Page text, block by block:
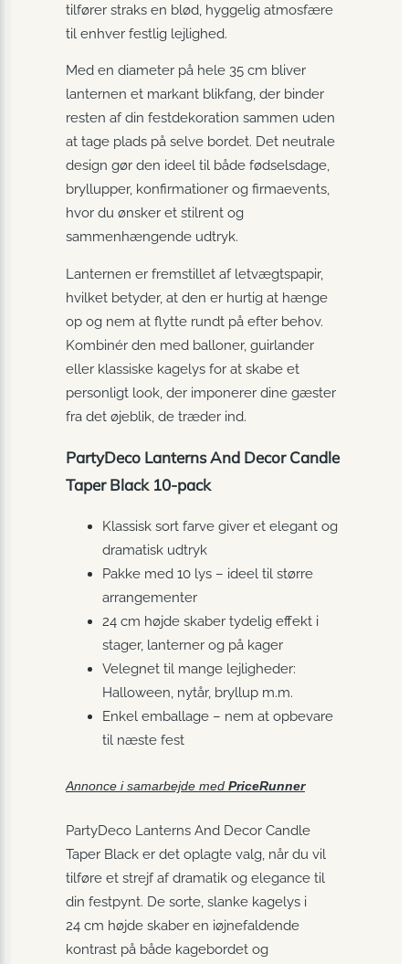
tilfører straks en blød, hyggelig atmosfære
til enhver festlig lejlighed.
Med en diameter på hele 35 cm bliver
lanternen et markant blikfang, der binder
resten af din festdekoration sammen uden
at tage plads på selve bordet. Det neutrale
design gør den ideel til både fødselsdage,
bryllupper, konfirmationer og firmaevents,
hvor du ønsker et stilrent og
sammenhængende udtryk.
Lanternen er fremstillet af letvægts­papir,
hvilket betyder, at den er hurtig at hænge
op og nem at flytte rundt på efter behov.
Kombinér den med balloner, guirlander
eller klassiske kagelys for at skabe et
personligt look, der imponerer dine gæster
fra det øjeblik, de træder ind.
PartyDeco Lanterns And Decor Candle
Taper Black 10-pack
Klassisk sort farve giver et elegant og
dramatisk udtryk
Pakke med 10 lys – ideel til større
arrangementer
24 cm højde skaber tydelig effekt i
stager, lanterner og på kager
Velegnet til mange lejligheder:
Halloween, nytår, bryllup m.m.
Enkel emballage – nem at opbevare
til næste fest
Annonce i samarbejde med PriceRunner
PartyDeco Lanterns And Decor Candle
Taper Black er det oplagte valg, når du vil
tilføre et strejf af dramatik og elegance til
din festpynt. De sorte, slanke kagelys i
24 cm højde skaber en iøjnefaldende
kontrast på både kagebordet og